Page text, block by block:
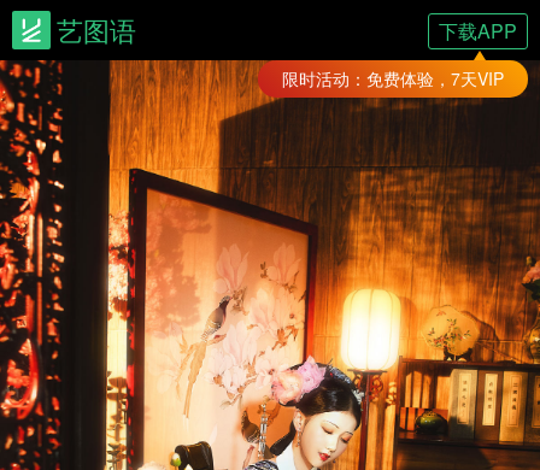
艺图语 下载APP
限时活动：免费体验，7天VIP